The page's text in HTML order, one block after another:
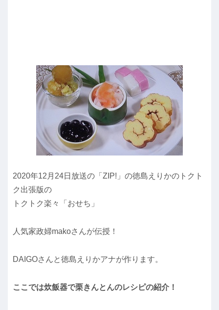
2020年12月24日放送の「ZIP!」の徳島えりかのトクト
ク出張版の
トクトク楽々「おせち」
人気家政婦makoさんが伝授！
DAIGOさんと徳島えりかアナが作ります。
ここでは炊飯器で栗きんとんのレシピの紹介！